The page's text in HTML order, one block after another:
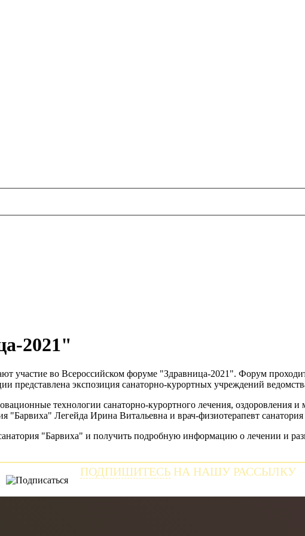
2021"
участие во Всероссийском форуме "Здравница-2021". Форум
представлена экспозиция санаторно-курортных учреждений
технологии санаторно-курортного лечения, оздоровления
"Барвиха" Легейда Ирина Витальевна и врач-физиотерапевт
"Барвиха" и получить подробную информацию о лечении и
ПОДПИШИТЕСЬНА НАШУ РАССЫЛКУ